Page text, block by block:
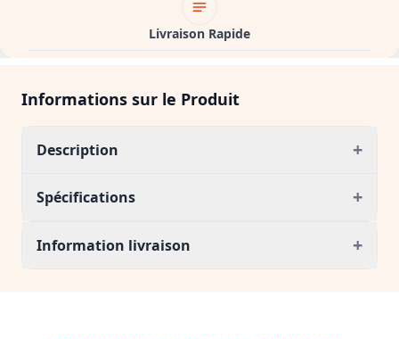
Livraison Rapide
Informations sur le Produit
Description +
Spécifications +
Information livraison +